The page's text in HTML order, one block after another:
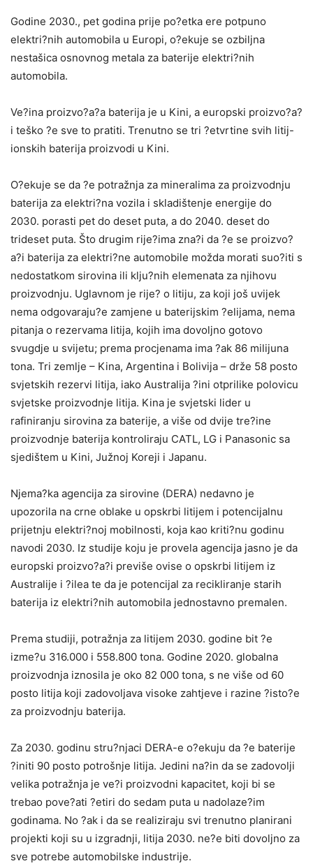
Godine 2030., pet godina prije po?etka ere potpuno
elektri?nih automobila u Europi, o?ekuje se ozbiljna
nestašica osnovnog metala za baterije elektri?nih
automobila.
Ve?ina proizvo?a?a baterija je u Kini, a europski proizvo?a?
i teško ?e sve to pratiti. Trenutno se tri ?etvrtine svih litij-
ionskih baterija proizvodi u Kini.
O?ekuje se da ?e potražnja za mineralima za proizvodnju
baterija za elektri?na vozila i skladištenje energije do
2030. porasti pet do deset puta, a do 2040. deset do
trideset puta. Što drugim rije?ima zna?i da ?e se proizvo?
a?i baterija za elektri?ne automobile možda morati suo?iti s
nedostatkom sirovina ili klju?nih elemenata za njihovu
proizvodnju. Uglavnom je rije? o litiju, za koji još uvijek
nema odgovaraju?e zamjene u baterijskim ?elijama, nema
pitanja o rezervama litija, kojih ima dovoljno gotovo
svugdje u svijetu; prema procjenama ima ?ak 86 milijuna
tona. Tri zemlje – Kina, Argentina i Bolivija – drže 58 posto
svjetskih rezervi litija, iako Australija ?ini otprilike polovicu
svjetske proizvodnje litija. Kina je svjetski lider u
rafiniranju sirovina za baterije, a više od dvije tre?ine
proizvodnje baterija kontroliraju CATL, LG i Panasonic sa
sjedištem u Kini, Južnoj Koreji i Japanu.
Njema?ka agencija za sirovine (DERA) nedavno je
upozorila na crne oblake u opskrbi litijem i potencijalnu
prijetnju elektri?noj mobilnosti, koja kao kriti?nu godinu
navodi 2030. Iz studije koju je provela agencija jasno je da
europski proizvo?a?i previše ovise o opskrbi litijem iz
Australije i ?ilea te da je potencijal za recikliranje starih
baterija iz elektri?nih automobila jednostavno premalen.
Prema studiji, potražnja za litijem 2030. godine bit ?e
izme?u 316.000 i 558.800 tona. Godine 2020. globalna
proizvodnja iznosila je oko 82 000 tona, s ne više od 60
posto litija koji zadovoljava visoke zahtjeve i razine ?isto?e
za proizvodnju baterija.
Za 2030. godinu stru?njaci DERA-e o?ekuju da ?e baterije
?initi 90 posto potrošnje litija. Jedini na?in da se zadovolji
velika potražnja je ve?i proizvodni kapacitet, koji bi se
trebao pove?ati ?etiri do sedam puta u nadolaze?im
godinama. No ?ak i da se realiziraju svi trenutno planirani
projekti koji su u izgradnji, litija 2030. ne?e biti dovoljno za
sve potrebe automobilske industrije.